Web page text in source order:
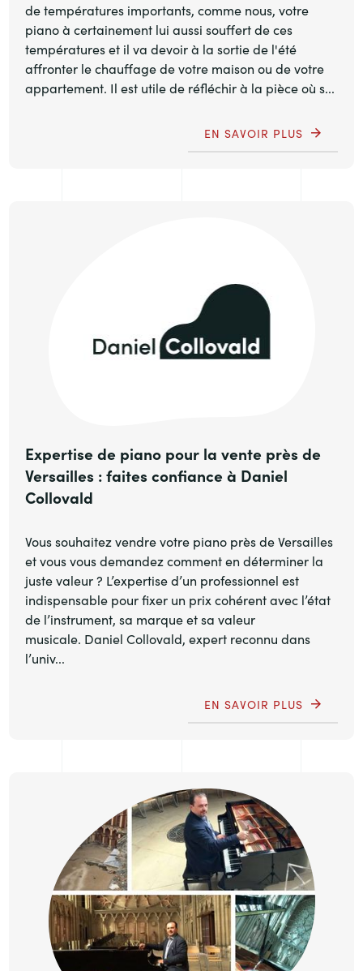
de températures importants, comme nous, votre
piano à certainement lui aussi souffert de ces
températures et il va devoir à la sortie de l'été
affronter le chauffage de votre maison ou de votre
appartement. Il est utile de réfléchir à la pièce où s...
EN SAVOIR PLUS
Expertise de piano pour la vente près de
Versailles : faites confiance à Daniel
Collovald
Vous souhaitez vendre votre piano près de Versailles
et vous vous demandez comment en déterminer la
juste valeur ? L’expertise d’un professionnel est
indispensable pour fixer un prix cohérent avec l’état
de l’instrument, sa marque et sa valeur
musicale. Daniel Collovald, expert reconnu dans
l’univ...
EN SAVOIR PLUS